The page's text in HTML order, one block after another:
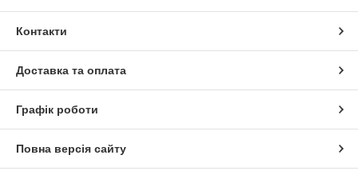
Контакти
Доставка та оплата
Графік роботи
Повна версія сайту